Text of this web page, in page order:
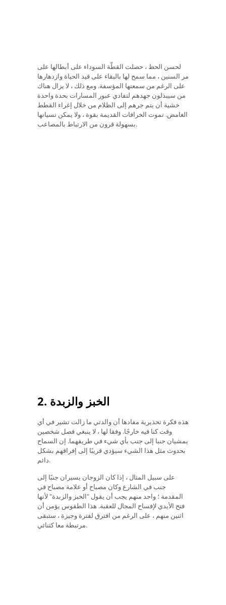
لحسن الحظ ، حصلت القطّة السوداء على أبطالها على
مر السنين ، مما سمح لها بالبقاء على قيد الحياة وازدهارها
على الرغم من سمعتها المؤسفة. ومع ذلك ، لا يزال هناك
من سيبذلون جهدهم لتفادي عبور المسارات بحدة واحدة
خشية أن يتم جرهم إلى الظلام من خلال إغراء القطط
الغامض. تموت الخرافات القديمة بقوة ، ولا يمكن نسيانها
بسهولة قرون من الارتباط بالمصاعب.
2. الخبز والزبدة
هذه فكرة تحذيرية مفادها أن والدتي ما زالت تشير في أي
وقت كنا فيه خارجًا. وفقا لها ، لا ينبغي فصل شخصين
يمشيان جنبا إلى جنب بأي شيء في طريقهما. إن السماح
بحدوث مثل هذا الشيء سيؤدي قريبًا إلى إفراقهم بشكل
دائم.
على سبيل المثال ، إذا كان الزوجان يسيران جنبًا إلى
جنب في الشارع وكان مصباح أو علامة مصباح في
المقدمة ؛ واحد منهم يجب أن يقول "الخبز والزبدة" لأنها
فتح الأيدي لإفساح المجال للعقبة. هذا الطقوس يؤمن أن
اثنين منهم ، على الرغم من افترق لفترة وجيزة ، ستبقى
مرتبطة معا كثنائي.